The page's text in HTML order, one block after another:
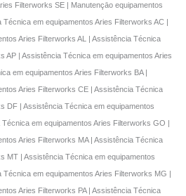
Filterworks SE | Manutençāo equipamentos
em equipamentos Aries Filterworks AC |
Aries Filterworks AL | Assistência Técnica
AP | Assistência Técnica em equipamentos Aries
em equipamentos Aries Filterworks BA |
Aries Filterworks CE | Assistência Técnica
DF | Assistência Técnica em equipamentos
em equipamentos Aries Filterworks GO |
Aries Filterworks MA | Assistência Técnica
MT | Assistência Técnica em equipamentos
em equipamentos Aries Filterworks MG |
Aries Filterworks PA | Assistência Técnica